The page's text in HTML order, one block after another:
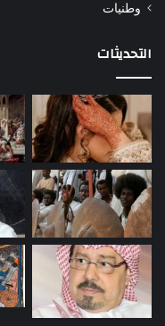
وطنيات
التحديثات